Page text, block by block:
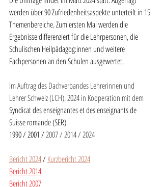
werden über 90 Zufriedenheitsaspekte unterteilt in 15
Themenbereiche. Zum ersten Mal werden die
Ergebnisse differenziert für die Lehrpersonen, die
Schulischen Heilpädagog:innen und weitere
Fachpersonen an den Schulen ausgewertet.
Im Auftrag des Dachverbandes Lehrerinnen und
Lehrer Schweiz (LCH). 2024 in Kooperation mit dem
Syndicat des enseignantes et des enseignants de
Suisse romande (SER)
1990 / 2001 / 2007 / 2014 / 2024
Bericht 2024 / Kurzbericht 2024
Bericht 2014
Bericht 2007